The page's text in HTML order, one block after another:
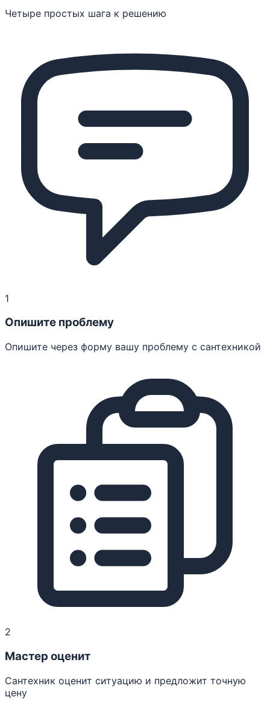
Четыре простых шага к решению
1
Опишите проблему
Опишите через форму вашу проблему с сантехникой
2
Мастер оценит
Сантехник оценит ситуацию и предложит точную
цену